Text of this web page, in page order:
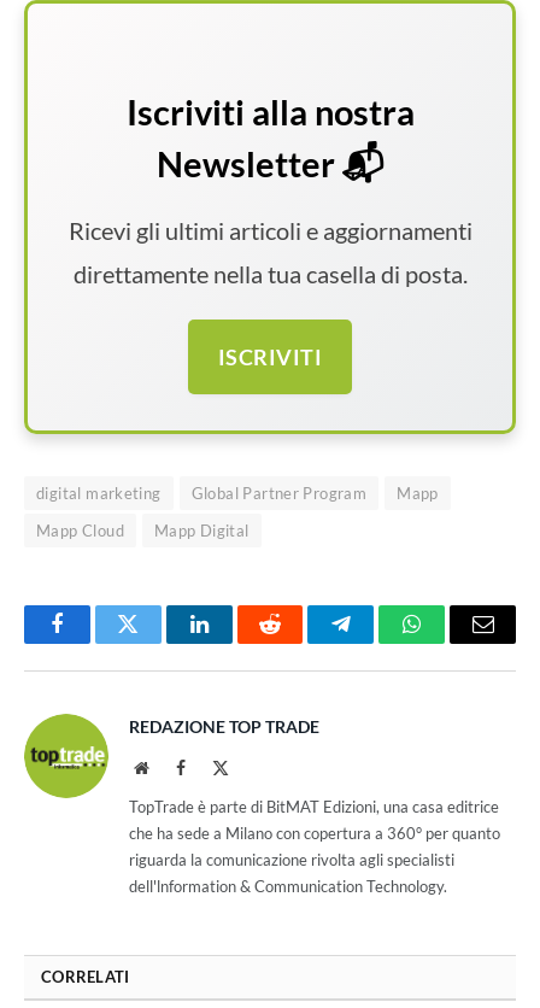
Iscriviti alla nostra
Newsletter 📬
Ricevi gli ultimi articoli e aggiornamenti
direttamente nella tua casella di posta.
ISCRIVITI
digital marketing Global Partner Program
Mapp
Mapp Cloud
Mapp Digital
FacebookTwitter LinkedInReddit TelegramWhatsAppEmail
REDAZIONE TOP TRADE
WebsiteFacebook
TopTrade è parte di BitMAT Edizioni, una casa editrice
che ha sede a Milano con copertura a 360° per quanto
riguarda la comunicazione rivolta agli specialisti
dell'lnformation & Communication Technology.
CORRELATI